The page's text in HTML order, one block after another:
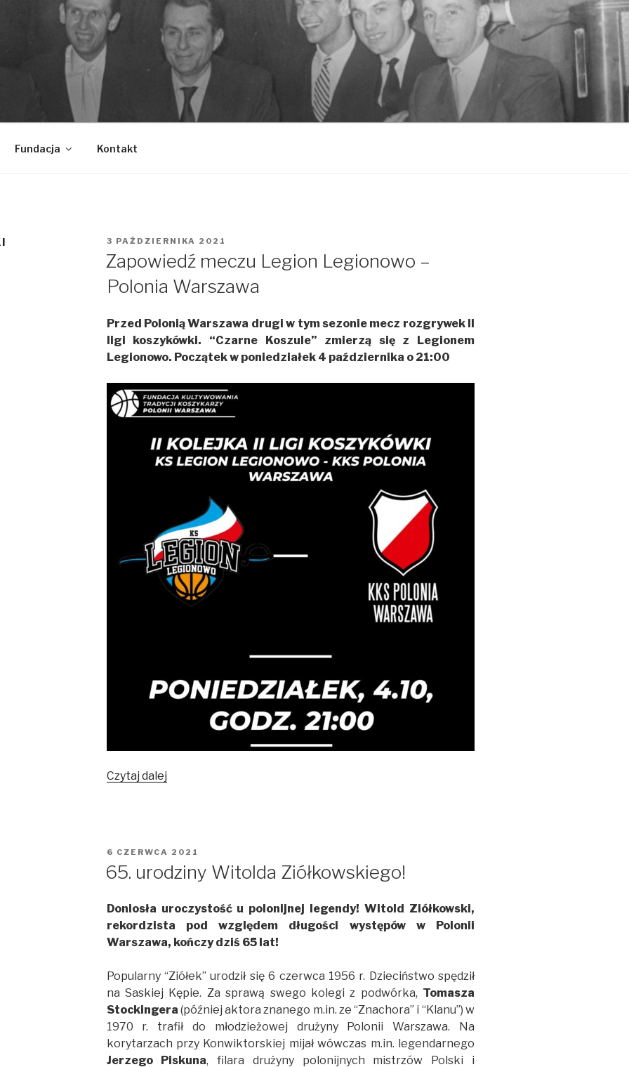
Fundacja Kontakt
OPUBLIKOWANE
W
3 PAŹDZIERNIKA 2021
Zapowiedź meczu Legion Legionowo –
Polonia Warszawa
Przed Polonią Warszawa drugi w tym sezonie mecz rozgrywek II
ligi koszykówki. “Czarne Koszule” zmierzą się z Legionem
Legionowo. Początek w poniedziałek 4 października o 21:00
Czytaj dalej
Warszawa
OPUBLIKOWANE
W
6 CZERWCA 2021
65. urodziny Witolda Ziółkowskiego!
Doniosła uroczystość u polonijnej legendy! Witold Ziółkowski,
rekordzista pod względem długości występów w Polonii
Warszawa, kończy dziś 65 lat!
Popularny “Ziółek” urodził się 6 czerwca 1956 r. Dzieciństwo spędził
na Saskiej Kępie. Za sprawą swego kolegi z podwórka, Tomasza
Stockingera (później aktora znanego m.in. ze “Znachora” i “Klanu”) w
1970 r. trafił do młodzieżowej drużyny Polonii Warszawa. Na
korytarzach przy Konwiktorskiej mijał wówczas m.in. legendarnego
Jerzego Piskuna, filara drużyny polonijnych mistrzów Polski i